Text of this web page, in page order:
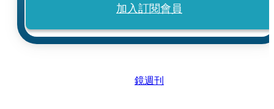
加入訂閱會員
鏡週刊